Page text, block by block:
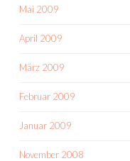
Mai 2009
April 2009
März 2009
Februar 2009
Januar 2009
November 2008